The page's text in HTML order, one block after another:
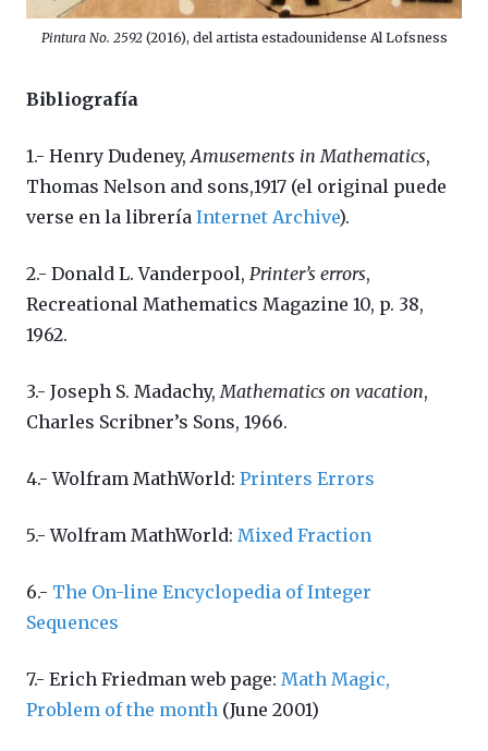
Pintura No. 2592(2016), del artista estadounidense Al Lofsness
Bibliografía
1.- Henry Dudeney,Amusements in Mathematics,
Thomas Nelson and sons,1917 (el original puede
verse en la librería Internet Archive).
2.- Donald L. Vanderpool, Printer’s errors,
Recreational Mathematics Magazine 10, p. 38,
1962.
3.- Joseph S. Madachy,Mathematics on vacation,
Charles Scribner’s Sons, 1966.
4.- Wolfram MathWorld: Printers Errors
5.- Wolfram MathWorld: Mixed Fraction
6.- The On-line Encyclopedia of Integer
Sequences
7.- Erich Friedman web page: Math Magic,
Problem of the month (June 2001)